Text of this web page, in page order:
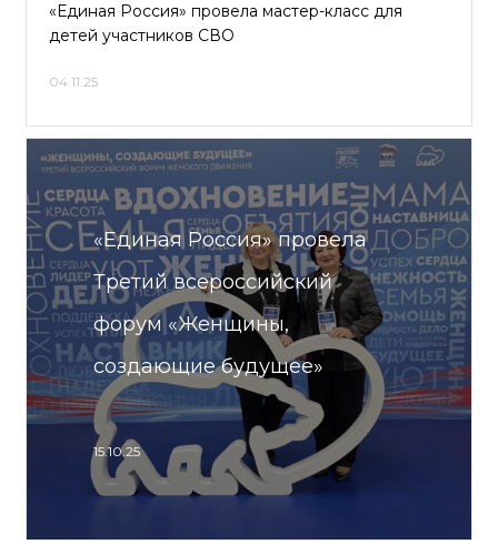
«Единая Россия» провела мастер-класс для
детей участников СВО
04.11.25
«Единая Россия» провела
Третий всероссийский
форум «Женщины,
создающие будущее»
15.10.25